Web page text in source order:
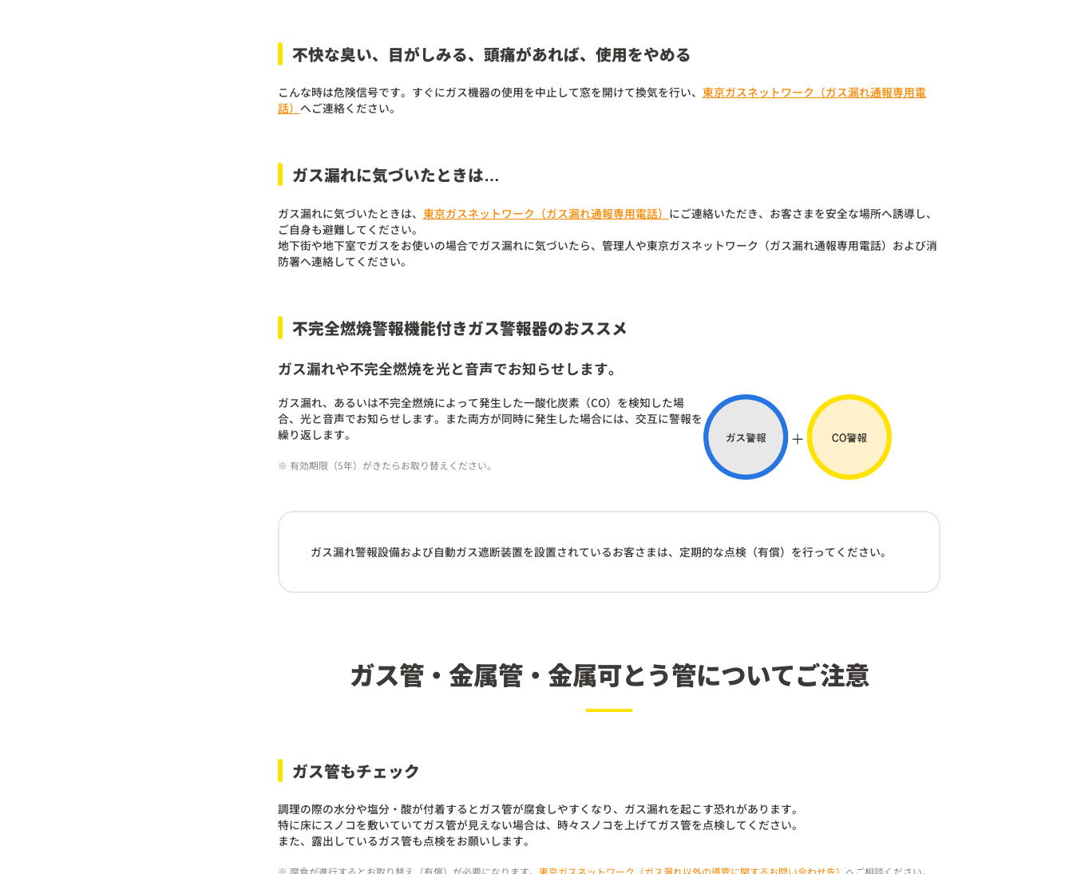
不快な臭い、目がしみる、頭痛があれば、使用をやめる
こんな時は危険信号です。すぐにガス機器の使用を中止して窓を開けて換気を行い、 東京ガスネットワーク（ガス漏れ通報専用電
話） へご連絡ください。
ガス漏れに気づいたときは…
ガス漏れに気づいたときは、 東京ガスネットワーク（ガス漏れ通報専用電話） にご連絡いただき、お客さまを安全な場所へ誘導し、
ご自身も避難してください。
地下街や地下室でガスをお使いの場合でガス漏れに気づいたら、管理人や東京ガスネットワーク（ガス漏れ通報専用電話）および消
防署へ連絡してください。
不完全燃焼警報機能付きガス警報器のおススメ
ガス漏れや不完全燃焼を光と音声でお知らせします。
ガス漏れ、あるいは不完全燃焼によって発生した一酸化炭素（CO）を検知した場
合、光と音声でお知らせします。また両方が同時に発生した場合には、交互に警報を
繰り返します。
※ 有効期限（5年）がきたらお取り替えください。
ガス漏れ警報設備および自動ガス遮断装置を設置されているお客さまは、定期的な点検（有償）を行ってください。
ガス管・金属管・ 金属可とう管についてご注意
ガス管もチェック
調理の際の水分や塩分・酸が付着するとガス管が腐食しやすくなり、ガス漏れを起こす恐れがあります。
特に床にスノコを敷いていてガス管が見えない場合は、時々スノコを上げてガス管を点検してください。
また、露出しているガス管も点検をお願いします。